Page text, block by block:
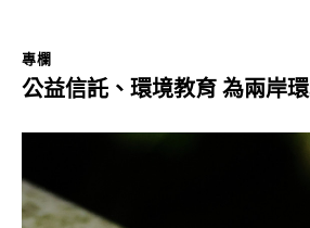
專欄
公益信託、環境教育 為兩岸